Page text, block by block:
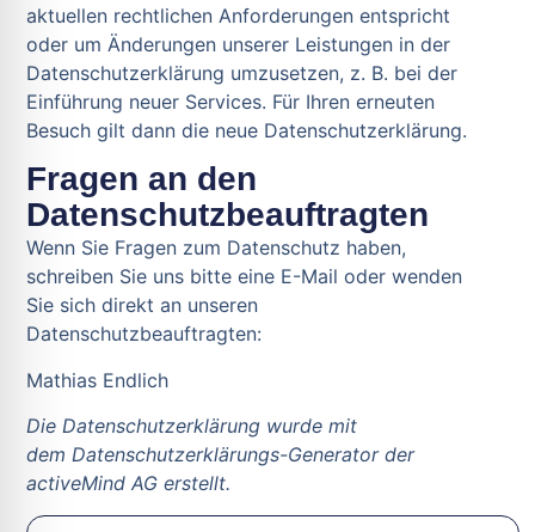
aktuellen rechtlichen Anforderungen entspricht
oder um Änderungen unserer Leistungen in der
Datenschutzerklärung umzusetzen, z. B. bei der
Einführung neuer Services. Für Ihren erneuten
Besuch gilt dann die neue Datenschutzerklärung.
Fragen an den
Datenschutzbeauftragten
Wenn Sie Fragen zum Datenschutz haben,
schreiben Sie uns bitte eine E-Mail oder wenden
Sie sich direkt an unseren
Datenschutzbeauftragten:
Mathias Endlich
Die Datenschutzerklärung wurde mit
demDatenschutzerklärungs-Generator der
activeMind AG erstellt.